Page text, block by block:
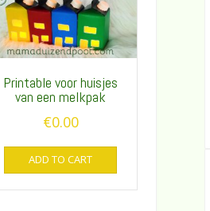
Printable voor huisjes
van een melkpak
€0.00
ADD TO CART